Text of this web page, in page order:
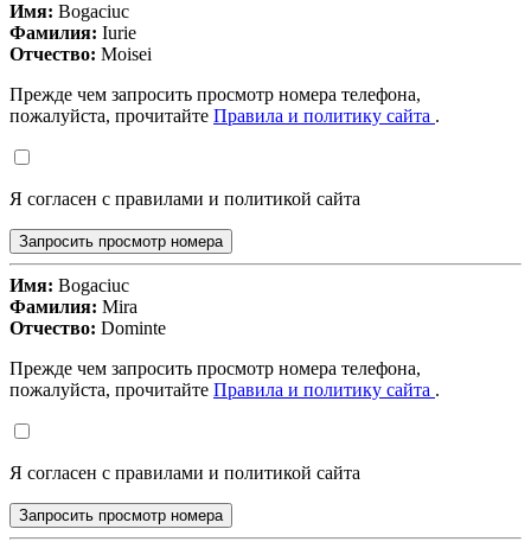
Имя: Bogaciuc
Фамилия: Iurie
Отчество: Moisei
Прежде чем запросить просмотр номера телефона,
пожалуйста, прочитайте Правила и политику сайта .
Я согласен с правилами и политикой сайта
Запросить просмотр номера
Имя: Bogaciuc
Фамилия: Mira
Отчество: Dominte
Прежде чем запросить просмотр номера телефона,
пожалуйста, прочитайте Правила и политику сайта .
Я согласен с правилами и политикой сайта
Запросить просмотр номера